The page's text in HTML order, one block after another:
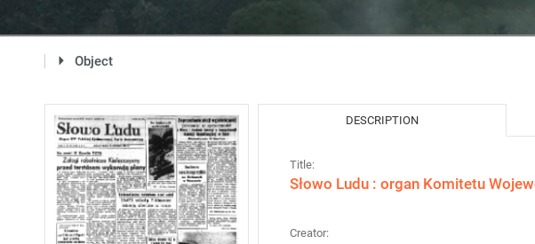
Object
DESCRIPTION
Title:
Słowo Ludu : organ Komitetu
Creator: